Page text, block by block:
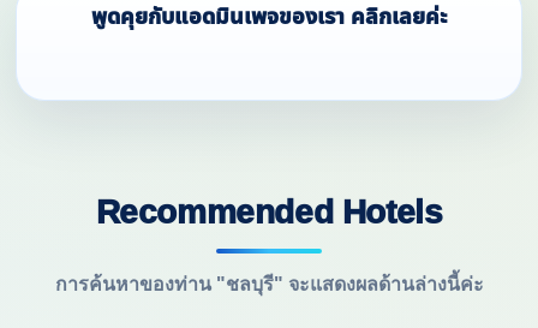
พูดคุยกับแอดมินเพจของเรา คลิกเลยค่ะ
Recommended Hotels
การค้นหาของท่าน "ชลบุรี" จะแสดงผลด้านล่างนี้ค่ะ